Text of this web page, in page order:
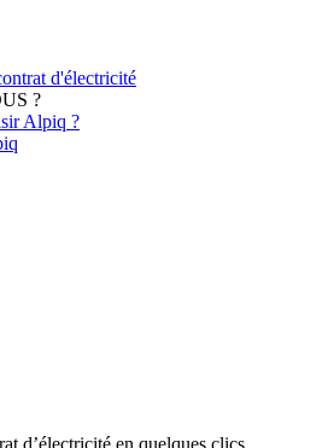
d'électricité
?
Alpiq ?
d’électricité en quelques clics